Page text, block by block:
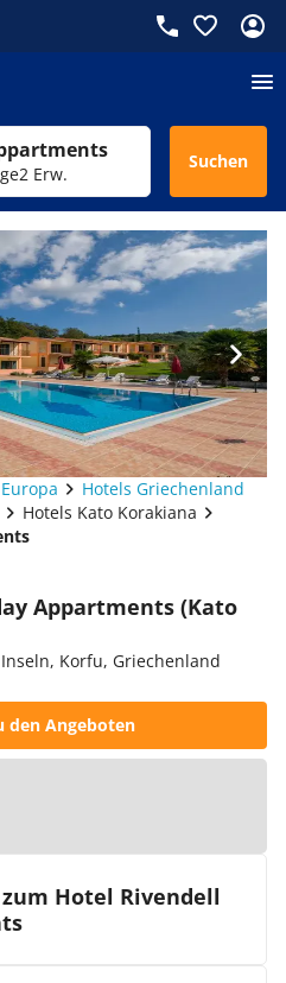
2 Erw.
Suchen
Hotels Griechenland
Hotels Kato Korakiana
Appartments (Kato
Korfu, Griechenland
den Angeboten
Hotel Rivendell